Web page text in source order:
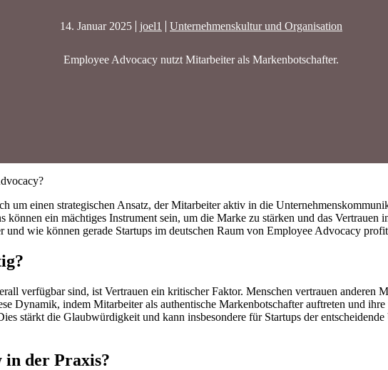
14. Januar 2025 joel1 Unternehmenskultur und Organisation
Employee Advocacy nutzt Mitarbeiter als Markenbotschafter.
um einen strategischen Ansatz, der Mitarbeiter aktiv in die
können ein mächtiges Instrument sein, um die Marke zu stärken und das Vertrauen
und wie können gerade Startups im deutschen Raum von Employee Advocacy
verfügbar sind, ist Vertrauen ein kritischer Faktor. Menschen vertrauen anderen
Dynamik, indem Mitarbeiter als authentische Markenbotschafter auftreten und ihre
stärkt die Glaubwürdigkeit und kann insbesondere für Startups der
in der Praxis?